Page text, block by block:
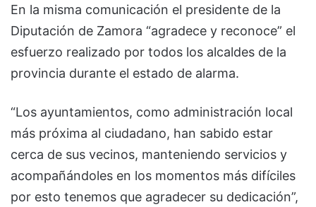
En la misma comunicación el presidente de la
Diputación de Zamora “agradece y reconoce” el
esfuerzo realizado por todos los alcaldes de la
provincia durante el estado de alarma.
“Los ayuntamientos, como administración local
más próxima al ciudadano, han sabido estar
cerca de sus vecinos, manteniendo servicios y
acompañándoles en los momentos más difíciles
por esto tenemos que agradecer su dedicación”,